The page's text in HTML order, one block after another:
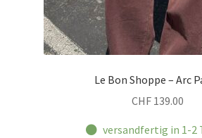
Le Bon Shoppe – Arc
CHF 139.00
versandfertig in 1-2